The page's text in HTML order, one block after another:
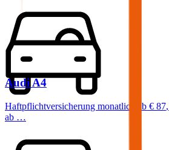
AudiA4
Haftpflichtversicherung monatlich ab € 87,
ab …